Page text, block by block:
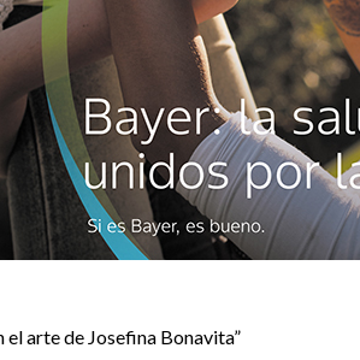
el arte de Josefina Bonavita”